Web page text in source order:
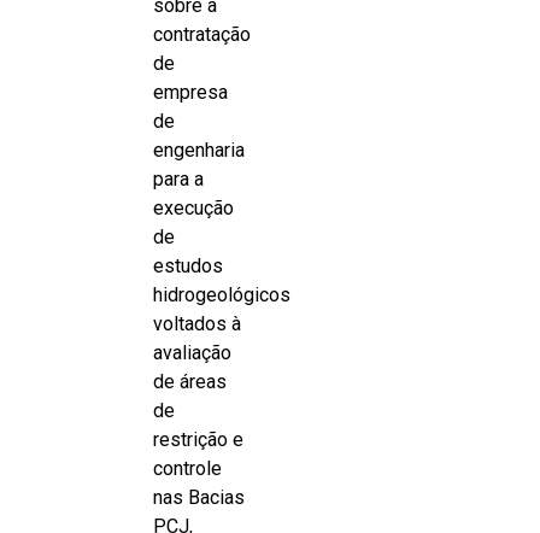
sobre a
contratação
de
empresa
de
engenharia
para a
execução
de
estudos
hidrogeológicos
voltados à
avaliação
de áreas
de
restrição e
controle
nas Bacias
PCJ,